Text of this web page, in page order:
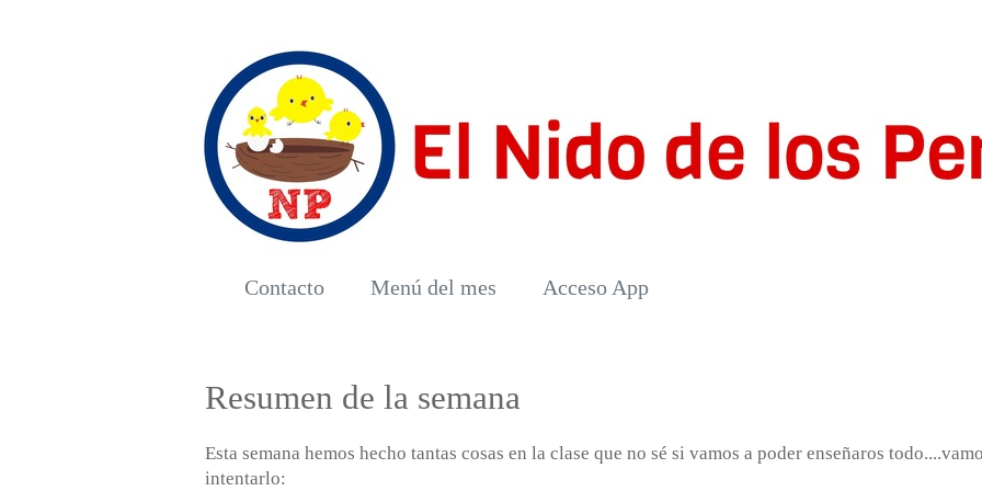
Contacto Menú del mes Acceso App
Resumen de la semana
Esta semana hemos hecho tantas cosas en la clase que no sé si vamos a poder enseñaros
intentarlo: